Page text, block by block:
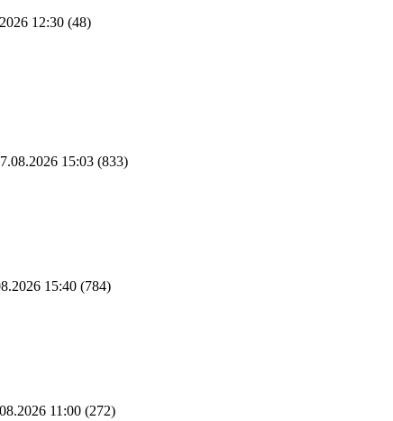
12:30 (48)
15:03 (833)
15:40 (784)
11:00 (272)